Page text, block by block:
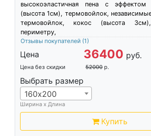
высокоэластичная пена c эффектом
(высота 1см), термовойлок,
термовойлок, кокос (высота
периметру,
Отзывы покупателей (1)
Цена 36400 руб.
Цена без скидки 52000 р.
Выбрать размер
160х200
Ширина х Длина
Купить